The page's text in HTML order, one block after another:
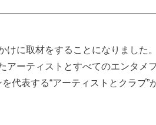
に取材をすることになりました。
アーティストとすべてのエンタメ
代表する“アーティストとクラブ”